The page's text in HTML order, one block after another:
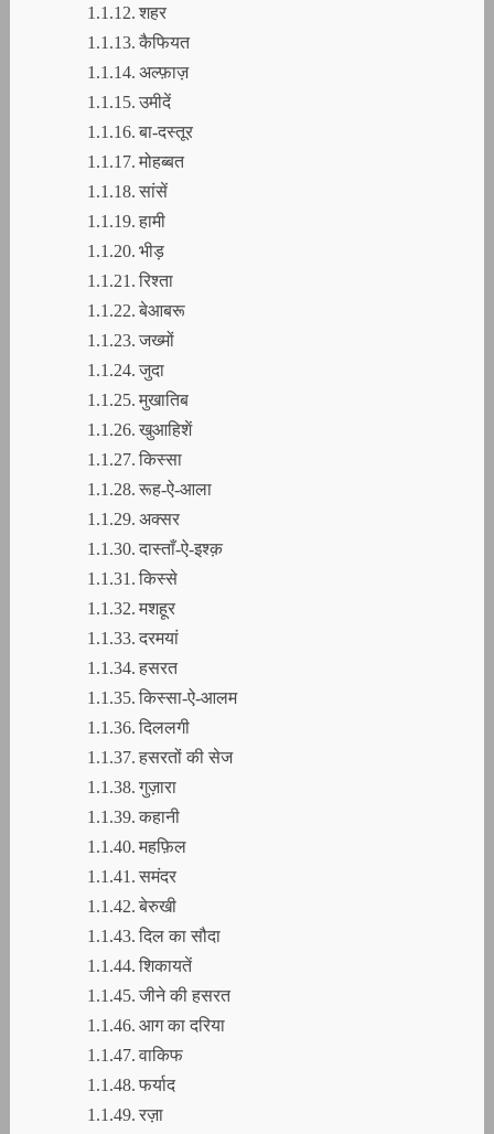
शहर
कैफियत
अल्फ़ाज़
उमीदें
बा-दस्तूर
मोहब्बत
सांसें
हामी
भीड़
रिश्ता
बेआबरू
जख्मों
जुदा
मुखातिब
खुआहिशें
किस्सा
रूह-ऐ-आला
अक्सर
दास्ताँ-ऐ-इश्क़
किस्से
मशहूर
दरमयां
हसरत
किस्सा-ऐ-आलम
दिललगी
हसरतों की सेज
गुज़ारा
कहानी
महफ़िल
समंदर
बेरुखी
दिल का सौदा
शिकायतें
जीने की हसरत
आग का दरिया
वाकिफ
फर्याद
रज़ा